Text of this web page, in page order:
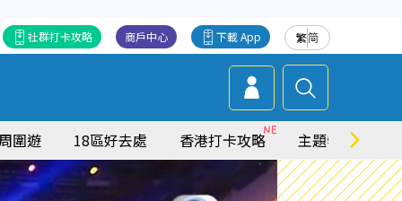
繁简
下載 App
商戶中心
社群打卡攻略
圍遊 18區好去處 香港打卡攻略 主題特集